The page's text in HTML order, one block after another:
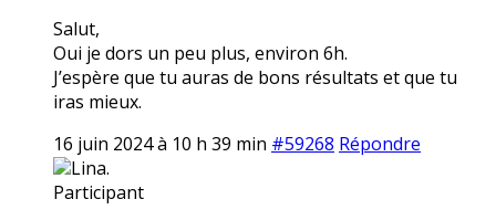
Salut,
Oui je dors un peu plus, environ 6h.
J’espère que tu auras de bons résultats et que tu
iras mieux.
16 juin 2024 à 10 h 39 min #59268 Répondre
Lina.
Participant